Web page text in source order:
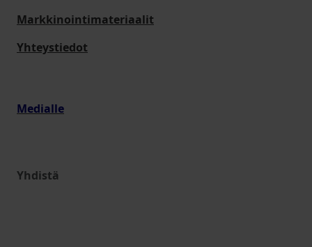
Markkinointimateriaalit
Yhteystiedot
Medialle
Yhdistä